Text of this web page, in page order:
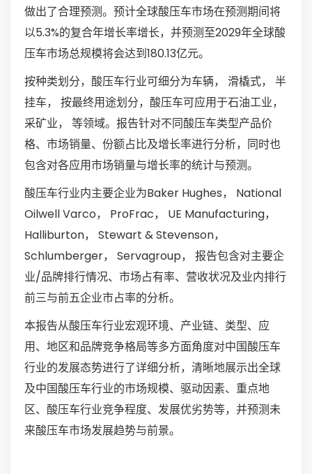
做出了合理预测。预计全球酸压车市场在预测期间将
以5.3%的复合年增长率增长，并预测至2029年全球酸
压车市场总规模将会达到180.13亿元。
按种类划分，酸压车行业可细分为车辆， 滑橇式， 半
挂车， 按最终用途划分，酸压车可应用于石油工业，
采矿业， 等领域。报告针对不同酸压车类型产品价
格、市场销量、份额占比及增长率进行分析，同时也
包含对各应用市场销量与增长率的统计与预测。
酸压车行业内主要企业为Baker Hughes， National
Oilwell Varco， ProFrac， UE Manufacturing，
Halliburton， Stewart & Stevenson，
Schlumberger， Servagroup， 报告包含对主要企
业/品牌排行情况、市场占有率、营收状况及业内排行
前三与前五企业市占率的分析。
本报告从酸压车行业宏观环境、产业链、类型、应
用、地区和品牌竞争格局等多方面角度对中国酸压车
行业的发展态势进行了详细分析，清晰地展示出全球
及中国酸压车行业的市场规模、驱动因素、重点地
区、酸压车行业竞争程度、发展优劣势等，并预测未
来酸压车市场发展趋势与前景。